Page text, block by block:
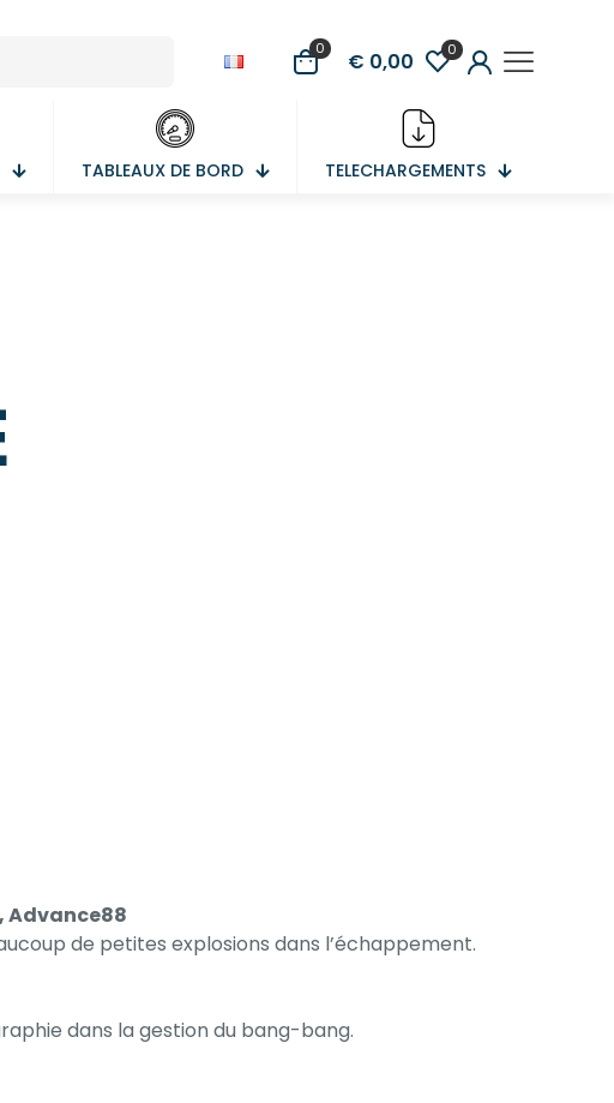
0 € 0,00 0
TABLEAUX DE BORD TELECHARGEMENTS
Advance88
de petites explosions dans l’échappement.
dans la gestion du bang-bang.